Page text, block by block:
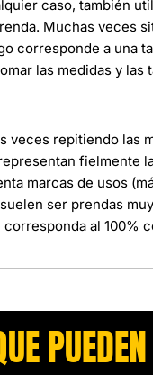
caso, también
Muchas veces
corresponde a una
las medidas y las
veces repitiendo las
fielmente
marcas de usos
ser prendas
al 100%